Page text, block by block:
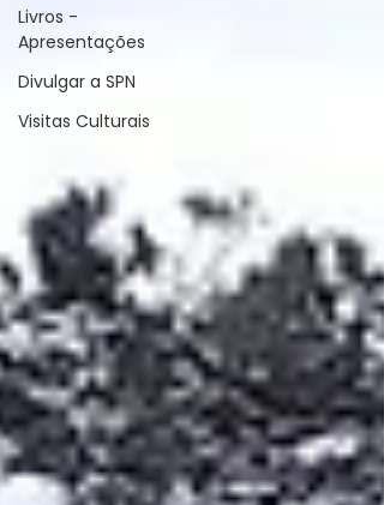
Livros -
Apresentações
Divulgar a SPN
Visitas Culturais